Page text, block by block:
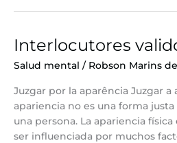
Interlocutores
Salud mental / Robson Marins
Juzgar por la aparência Juzgar a
apariencia no es una forma justa
una persona. La apariencia
ser influenciada por muchos
Interlocutores